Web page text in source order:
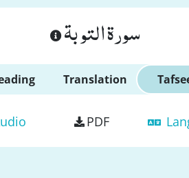
سورة التوبة
Translation
PDF